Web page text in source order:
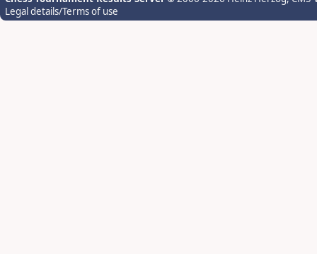
Legal details/Terms of use